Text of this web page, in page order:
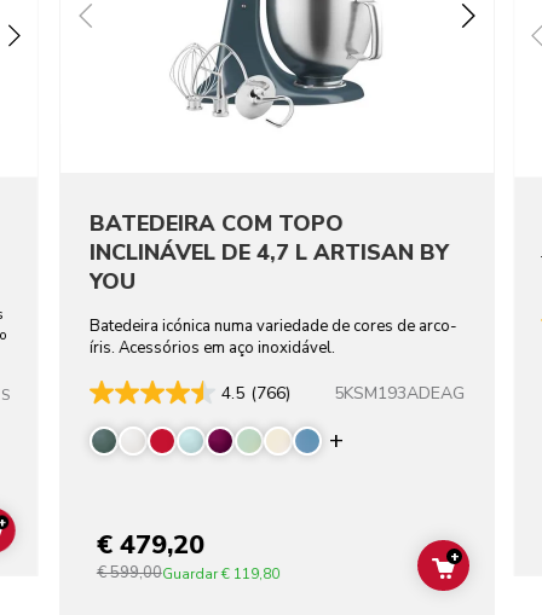
ADD TO CART
BATEDEIRA COM TOPO
INCLINÁVEL DE 4,7 L ARTISAN BY
YOU
Batedeira icónica numa variedade de cores de arco-
íris. Acessórios em aço inoxidável.
4.5 (766) 5KSM193ADEAG
Display more
€ 479,20
€ 599,00Guardar€ 119,80 ADD TO
+